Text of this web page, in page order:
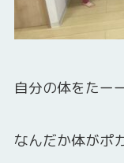
自分の体をたー
なんだか体がポ